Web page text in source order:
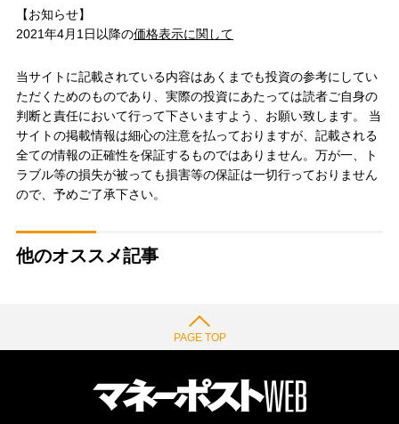
【お知らせ】
2021年4月1日以降の価格表示に関して
当サイトに記載されている内容はあくまでも投資の参考にしてい
ただくためのものであり、実際の投資にあたっては読者ご自身の
判断と責任において行って下さいますよう、お願い致します。 当
サイトの掲載情報は細心の注意を払っておりますが、記載される
全ての情報の正確性を保証するものではありません。万が一、ト
ラブル等の損失が被っても損害等の保証は一切行っておりません
ので、予めご了承下さい。
他のオススメ記事
PAGE TOP